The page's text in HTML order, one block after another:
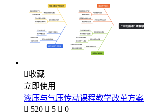
收藏
立即使用
液压与气压传动课程教学改革方案
 520  5  0